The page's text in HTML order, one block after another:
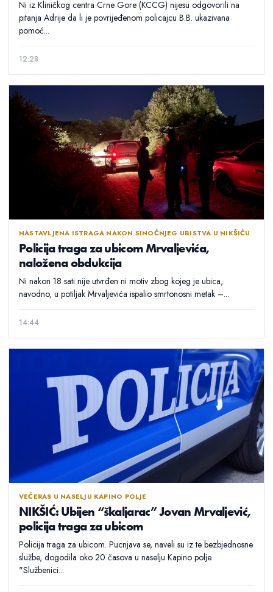
Ni iz Kliničkog centra Crne Gore (KCCG) nijesu odgovorili na
pitanja Adrije da li je povrijeđenom policajcu B.B. ukazivana
pomoć...
12:28
NASTAVLJENA ISTRAGA NAKON SINOĆNJEG UBISTVA U NIKŠIĆU
Policija traga za ubicom Mrvaljevića,
naložena obdukcija
Ni nakon 18 sati nije utvrđen ni motiv zbog kojeg je ubica,
navodno, u potiljak Mrvaljevića ispalio smrtonosni metak –...
14:44
VEČERAS U NASELJU KAPINO POLJE
NIKŠIĆ: Ubijen “škaljarac” Jovan Mrvaljević,
policija traga za ubicom
Policija traga za ubicom. Pucnjava se, naveli su iz te bezbjednosne
službe, dogodila oko 20 časova u naselju Kapino polje.
"Službenici...